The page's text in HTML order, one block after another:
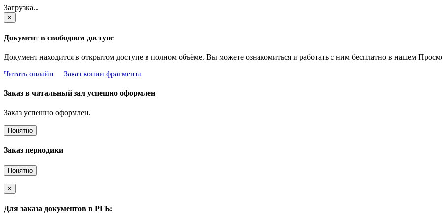
Загрузка...
×
Документ в свободном доступе
Документ находится в открытом доступе в полном объёме. Вы можете ознакомиться и работать с ним бесплатно в нашем
Читать онлайн
Заказ копии фрагмента
Заказ в читальный зал успешно оформлен
Заказ успешно оформлен.
Понятно
Заказ периодики
Понятно
×
Для заказа документов в РГБ: